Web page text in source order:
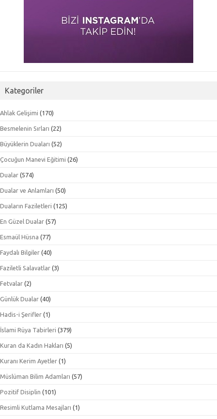
Kategoriler
Ahlak Gelişimi (170)
Besmelenin Sırları (22)
Büyüklerin Duaları (52)
Çocuğun Manevi Eğitimi (26)
Dualar (574)
Dualar ve Anlamları (50)
Duaların Faziletleri (125)
En Güzel Dualar (57)
Esmaül Hüsna (77)
Faydalı Bilgiler (40)
Faziletli Salavatlar (3)
Fetvalar (2)
Günlük Dualar (40)
Hadis-i Şerifler (1)
İslami Rüya Tabirleri (379)
Kuran da Kadın Hakları (5)
Kuranı Kerim Ayetler (1)
Müslüman Bilim Adamları (57)
Pozitif Disiplin (101)
Resimli Kutlama Mesajları (1)